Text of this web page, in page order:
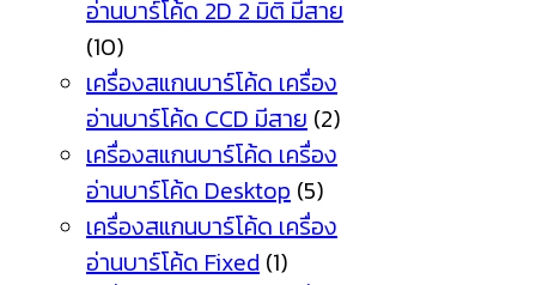
อ่านบาร์โค้ด 2D 2 มิติ มีสาย
(10)
เครื่องสแกนบาร์โค้ด เครื่อง
อ่านบาร์โค้ด CCD มีสาย (2)
เครื่องสแกนบาร์โค้ด เครื่อง
อ่านบาร์โค้ด Desktop (5)
เครื่องสแกนบาร์โค้ด เครื่อง
อ่านบาร์โค้ด Fixed (1)